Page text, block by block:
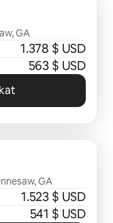
GA
1.378 $ USD
563 $ USD
GA
1.523 $ USD
541 $ USD